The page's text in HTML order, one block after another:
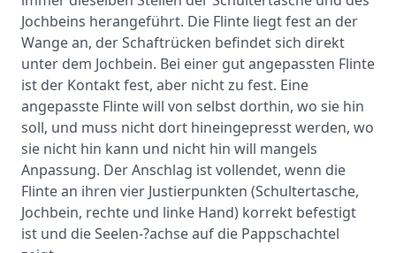
Jochbeins herangeführt. Die Flinte liegt fest an der
Wange an, der Schaftrücken befindet sich direkt
unter dem Jochbein. Bei einer gut angepassten Flinte
ist der Kontakt fest, aber nicht zu fest. Eine
angepasste Flinte will von selbst dorthin, wo sie hin
soll, und muss nicht dort hineingepresst werden, wo
sie nicht hin kann und nicht hin will mangels
Anpassung. Der Anschlag ist vollendet, wenn die
Flinte an ihren vier Justierpunkten (Schultertasche,
Jochbein, rechte und linke Hand) korrekt befestigt
ist und die Seelen-?achse auf die Pappschachtel